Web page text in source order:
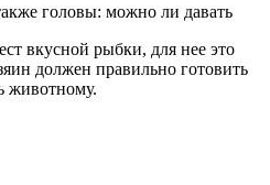
головы: можно ли давать
вкусной рыбки, для нее это
должен правильно готовить
животному.